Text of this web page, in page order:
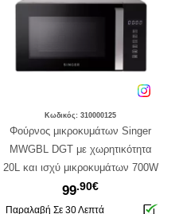
Κωδικός: 310000125
Φούρνος μικροκυμάτων Singer
MWGBL DGT με χωρητικότητα
20L και ισχύ μικροκυμάτων 700W
- Black
99.90€
Παραλαβή Σε 30 Λεπτά